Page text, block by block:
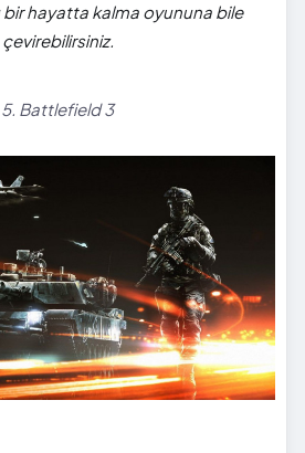
hayatta kalma oyununa bile
çevirebilirsiniz.
5. Battlefield 3